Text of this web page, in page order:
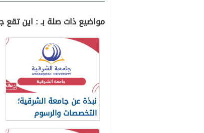
مواضيع ذات صلة بـ : اين
نبذة عن جامعة الشرقية؛
التخصصات والرسوم
ومعدلات القبول